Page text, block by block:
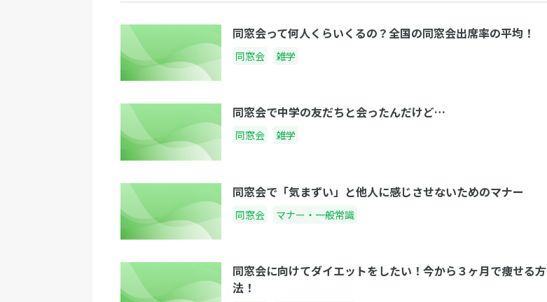
同窓会って何人くらいくるの？全国の同窓会出席率の平均！
同窓会 雑学
同窓会で中学の友だちと会ったんだけど…
同窓会 雑学
同窓会で「気まずい」と他人に感じさせないためのマナー
同窓会 マナー・一般常識
同窓会に向けてダイエットをしたい！今から３ヶ月で痩せる方
法！